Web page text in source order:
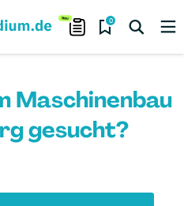
0
Maschinenbau
gesucht?